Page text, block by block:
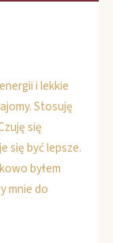
i lekkie
Stosuję
się
się być lepsze.
byłem
mnie do